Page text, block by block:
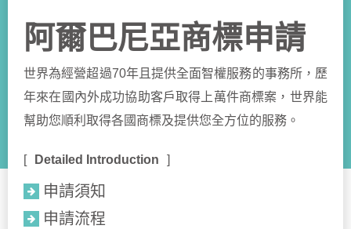
阿爾巴尼亞商標申請
世界為經營超過70年且提供全面智權服務的事務所，歷
年來在國內外成功協助客戶取得上萬件商標案，世界能
幫助您順利取得各國商標及提供您全方位的服務。
Detailed Introduction
申請須知
申請流程